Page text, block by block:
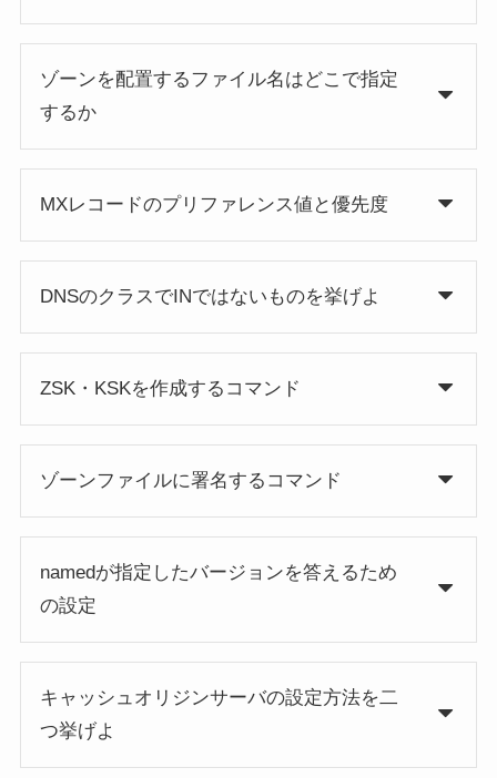
ゾーンを配置するファイル名はどこで指定
するか
MXレコードのプリファレンス値と優先度
DNSのクラスでINではないものを挙げよ
ZSK・KSKを作成するコマンド
ゾーンファイルに署名するコマンド
namedが指定したバージョンを答えるため
の設定
キャッシュオリジンサーバの設定方法を二
つ挙げよ